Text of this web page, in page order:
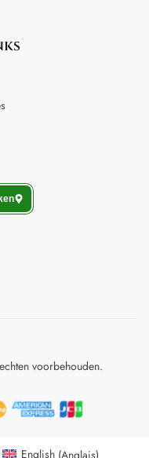
voorbehouden.
English(Anglais)